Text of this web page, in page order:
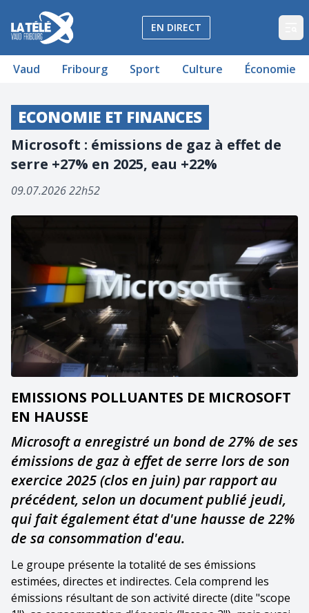
La Télé - Télévision régionale Vaud et Fribourg
EN DIRECT
Vaud Fribourg Sport Culture Économie
ECONOMIE ET FINANCES
Microsoft : émissions de gaz à effet de
serre +27% en 2025, eau +22%
09.07.2026 22h52
EMISSIONS POLLUANTES DE MICROSOFT
EN HAUSSE
Microsoft a enregistré un bond de 27% de ses
émissions de gaz à effet de serre lors de son
exercice 2025 (clos en juin) par rapport au
précédent, selon un document publié jeudi,
qui fait également état d'une hausse de 22%
de sa consommation d'eau.
Le groupe présente la totalité de ses émissions
estimées, directes et indirectes. Cela comprend les
émissions résultant de son activité directe (dite "scope